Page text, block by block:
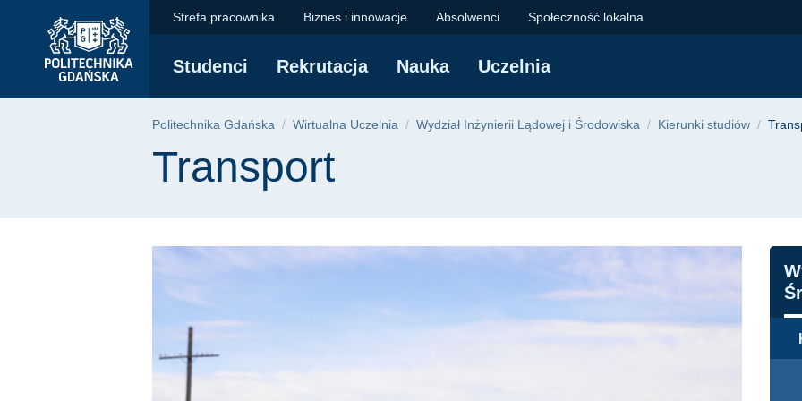
głównego
wyszukiwarki
Transport - Wirtualna Uczelnia |
Strefa pracownika Biznes i innowacje Absolwenci Społeczność lokalna
Studenci Rekrutacja Nauka Uczelnia
Ścieżka nawigacyjna
Politechnika Gdańska Wirtualna Uczelnia Wydział Inżynierii Lądowej i Środowiska Kierunki studiów
Treść strony
Transport